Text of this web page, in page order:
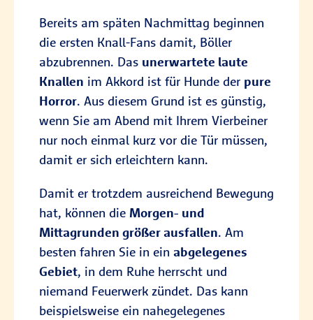
Bereits am späten Nachmittag beginnen
die ersten Knall-Fans damit, Böller
abzubrennen. Das unerwartete laute
Knallen im Akkord ist für Hunde der pure
Horror. Aus diesem Grund ist es günstig,
wenn Sie am Abend mit Ihrem Vierbeiner
nur noch einmal kurz vor die Tür müssen,
damit er sich erleichtern kann.
Damit er trotzdem ausreichend Bewegung
hat, können die Morgen- und
Mittagrunden größer ausfallen. Am
besten fahren Sie in ein abgelegenes
Gebiet, in dem Ruhe herrscht und
niemand Feuerwerk zündet. Das kann
beispielsweise ein nahegelegenes